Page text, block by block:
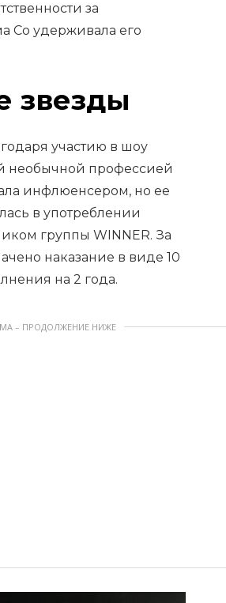
за
Со удерживала его
звезды
участию в шоу
необычной профессией
инфлюенсером, но ее
в употреблении
группы WINNER. За
наказание в виде 10
на 2 года.
– ПРОДОЛЖЕНИЕ НИЖЕ